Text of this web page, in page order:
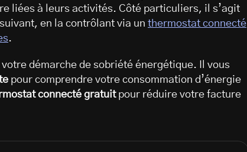
liées à leurs activités. Côté particuliers, il s’agit
en la contrôlant via un thermostat connecté
.
votre démarche de sobriété énergétique. Il vous
pour comprendre votre consommation d’énergie
connecté gratuit pour réduire votre facture